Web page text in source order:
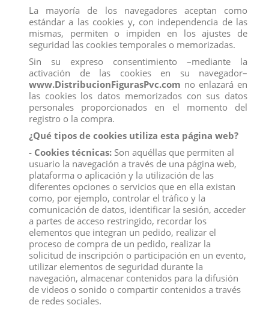
GALLO
Schleich
Referencia 13825
FIGURA GALLO SCHLEICH
Todos los gallos y las gallinas tienen una cresta en la
cabeza compuesta por una protuberancia caruncular. Esta
es especialmente llamativa y grande en el caso de los
gallos. La más conocida es la cresta vertical dentada que
parece fuego ardiendo. Sin embargo hay crestas con forma
de mariposa rosa y nuez.
Medidas:2,8 x 6,2 x 6,6 cm.
Producto no recomendado para menores de 4 años.
La mayoría de los navegadores aceptan como
estándar a las cookies y, con independencia de las
mismas, permiten o impiden en los ajustes de
seguridad las cookies temporales o memorizadas.
Sin su expreso consentimiento –mediante la
activación de las cookies en su navegador–
www.DistribucionFigurasPvc.com no enlazará en
las cookies los datos memorizados con sus datos
personales proporcionados en el momento del
registro o la compra.
¿Qué tipos de cookies utiliza esta página web?
- Cookies técnicas: Son aquéllas que permiten al
usuario la navegación a través de una página web,
plataforma o aplicación y la utilización de las
diferentes opciones o servicios que en ella existan
como, por ejemplo, controlar el tráfico y la
comunicación de datos, identificar la sesión, acceder
a partes de acceso restringido, recordar los
elementos que integran un pedido, realizar el
proceso de compra de un pedido, realizar la
solicitud de inscripción o participación en un evento,
utilizar elementos de seguridad durante la
navegación, almacenar contenidos para la difusión
de videos o sonido o compartir contenidos a través
de redes sociales.